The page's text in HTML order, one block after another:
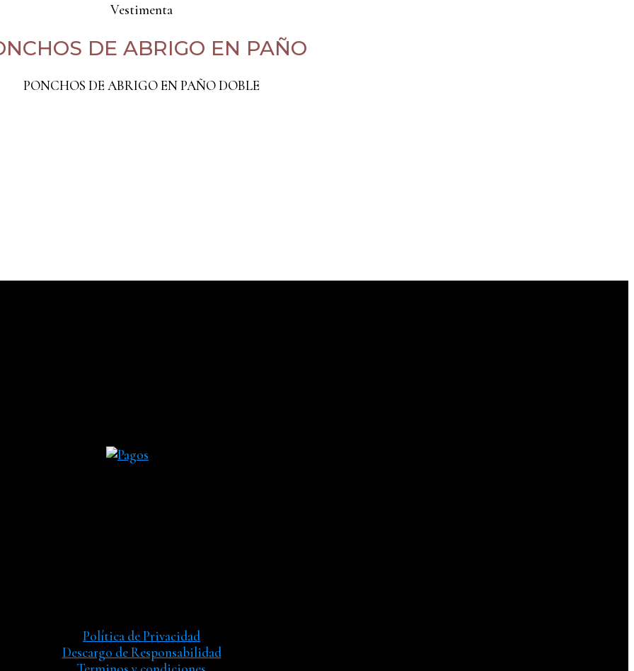
Vestimenta
DE ABRIGO EN PAÑO
PONCHOS DE ABRIGO EN PAÑO DOBLE
Política de Privacidad
Descargo de Responsabilidad